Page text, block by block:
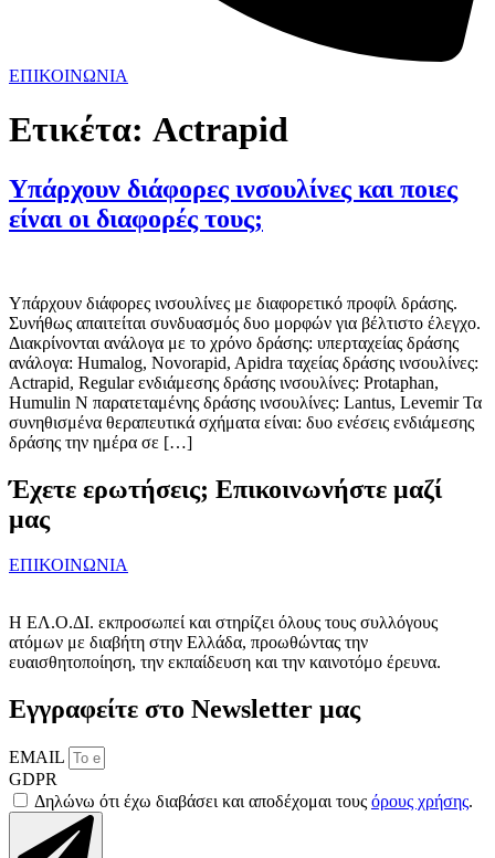
ΕΠΙΚΟΙΝΩΝΙΑ
Ετικέτα: Actrapid
Υπάρχουν διάφορες ινσουλίνες και ποιες
είναι οι διαφορές τους;
Υπάρχουν διάφορες ινσουλίνες με διαφορετικό προφίλ δράσης.
Συνήθως απαιτείται συνδυασμός δυο μορφών για βέλτιστο έλεγχο.
Διακρίνονται ανάλογα με το χρόνο δράσης: υπερταχείας δράσης
ανάλογα: Humalog, Novorapid, Apidra ταχείας δράσης ινσουλίνες:
Actrapid, Regular ενδιάμεσης δράσης ινσουλίνες: Protaphan,
Humulin N παρατεταμένης δράσης ινσουλίνες: Lantus, Levemir Τα
συνηθισμένα θεραπευτικά σχήματα είναι: δυο ενέσεις ενδιάμεσης
δράσης την ημέρα σε […]
Έχετε ερωτήσεις; Επικοινωνήστε μαζί
μας
ΕΠΙΚΟΙΝΩΝΙΑ
Η ΕΛ.Ο.ΔΙ. εκπροσωπεί και στηρίζει όλους τους συλλόγους
ατόμων με διαβήτη στην Ελλάδα, προωθώντας την
ευαισθητοποίηση, την εκπαίδευση και την καινοτόμο έρευνα.
Εγγραφείτε στο Newsletter μας
EMAIL
GDPR
Δηλώνω ότι έχω διαβάσει και αποδέχομαι τους όρους χρήσης.